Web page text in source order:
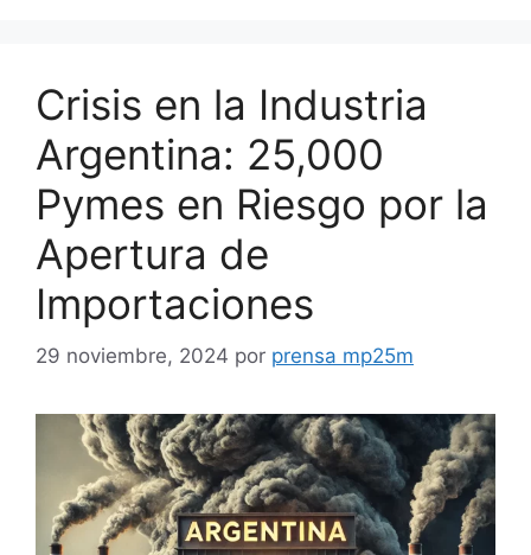
Crisis en la Industria
Argentina: 25,000
Pymes en Riesgo por la
Apertura de
Importaciones
29 noviembre, 2024 por prensa mp25m